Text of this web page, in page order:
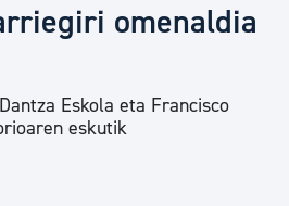
omenaldia
Eskola eta Francisco
eskutik